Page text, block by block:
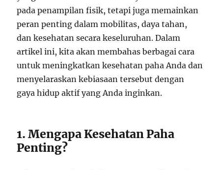
pada penampilan fisik, tetapi juga memainkan
peran penting dalam mobilitas, daya tahan,
dan kesehatan secara keseluruhan. Dalam
artikel ini, kita akan membahas berbagai cara
untuk meningkatkan kesehatan paha Anda dan
menyelaraskan kebiasaan tersebut dengan
gaya hidup aktif yang Anda inginkan.
1. Mengapa Kesehatan Paha
Penting?